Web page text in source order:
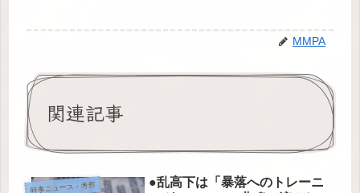
MMPA
関連記事
時事ニュース・考察
●乱高下は「暴落へのトレーニ